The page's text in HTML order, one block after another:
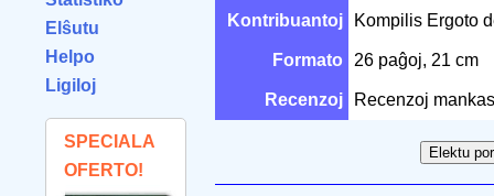
Elŝutu
Helpo
Ligiloj
SPECIALA
OFERTO!
Kontribuantoj Kompilis Ergoto
Formato 26 paĝoj, 21 cm
Recenzoj Recenzoj